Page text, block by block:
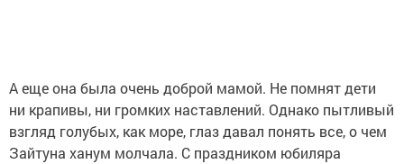
А еще она была очень доброй мамой. Не помнят дети
ни крапивы, ни громких наставлений. Однако пытливый
взгляд голубых, как море, глаз давал понять все, о чем
Зайтуна ханум молчала. С праздником юбиляра